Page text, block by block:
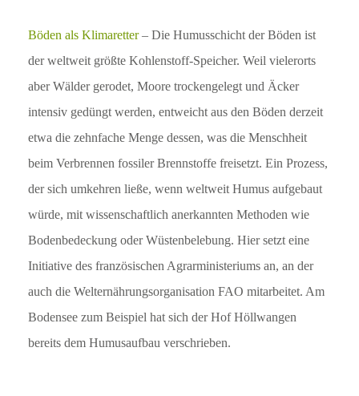
Böden als Klimaretter​ – Die Humusschicht der Böden ist
der weltweit größte Kohlenstoff-Speicher. Weil vielerorts
aber Wälder gerodet, Moore trockengelegt und Äcker
intensiv gedüngt werden, entweicht aus den Böden derzeit
etwa die zehnfache Menge dessen, was die Menschheit
beim Verbrennen fossiler Brennstoffe freisetzt. Ein Prozess,
der sich umkehren ließe, wenn weltweit Humus aufgebaut
würde, mit wissenschaftlich anerkannten Methoden wie
Bodenbedeckung oder Wüstenbelebung. Hier setzt eine
Initiative des französischen Agrarministeriums an, an der
auch die Welternährungsorganisation FAO mitarbeitet. Am
Bodensee zum Beispiel hat sich der Hof Höllwangen
bereits dem Humusaufbau verschrieben.